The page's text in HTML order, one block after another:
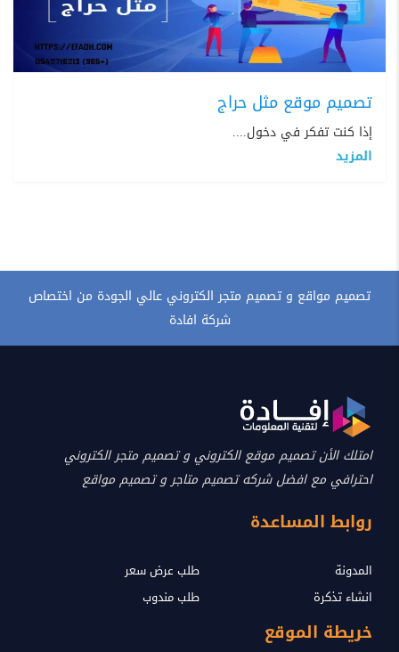
تصميم موقع مثل حراج
إذا كنت تفكر في دخول....
المزيد
تصميم مواقع و تصميم متجر الكتروني عالي الجودة من اختصاص
شركة افادة
امتلك الأن تصميم موقع الكتروني و تصميم متجر الكتروني
احترافي مع افضل شركه تصميم متاجر و تصميم مواقع
روابط المساعدة
المدونة
طلب عرض سعر
انشاء تذكرة
طلب مندوب
خريطة الموقع